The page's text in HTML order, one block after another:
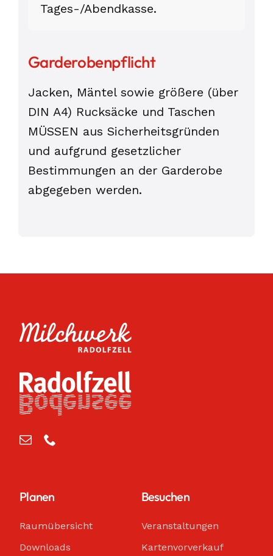
Tages-/Abend­kasse.
Garderobenpflicht
Jacken, Mäntel sowie größere (über
DIN A4) Rucksäcke und Taschen
MÜSSEN aus Sicherheitsgründen
und aufgrund gesetzlicher
Bestimmungen an der Garderobe
abgegeben werden.
Planen
Raumübersicht
Downloads
Besuchen
Veranstaltungen
Kartenvorverkauf